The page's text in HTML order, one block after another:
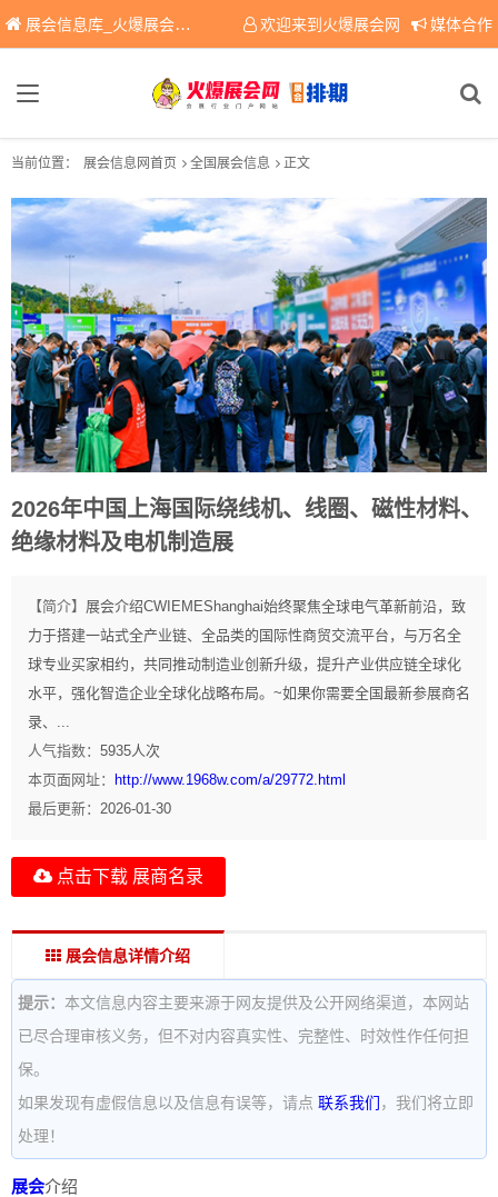
展会信息库_火爆展会网免费展会信息查询平台，提供专业会展服务！ 欢迎来到火爆展会网 媒体合作
当前位置： 展会信息网首页 全国展会信息 正文
2026年中国上海国际绕线机、线圈、磁性材料、
绝缘材料及电机制造展
【简介】 展会介绍CWIEMEShanghai始终聚焦全球电气革新前沿，致
力于搭建一站式全产业链、全品类的国际性商贸交流平台，与万名全
球专业买家相约，共同推动制造业创新升级，提升产业供应链全球化
水平，强化智造企业全球化战略布局。~如果你需要全国最新参展商名
录、...
人气指数： 5935人次
本页面网址：
http://www.1968w.com/a/29772.html
最后更新： 2026-01-30
点击下载 展商名录
展会信息详情介绍
提示： 本文信息内容主要来源于网友提供及公开网络渠道，本网站
已尽合理审核义务，但不对内容真实性、完整性、时效性作任何担
保。
如果发现有虚假信息以及信息有误等，请点 联系我们 ，我们将立即
处理！
展会介绍